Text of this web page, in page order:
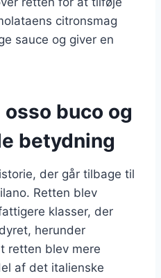
citronsmag
sauce og giver en
buco og
betydning
der går tilbage til
Retten blev
klasser, der
herunder
retten blev mere
af det italienske